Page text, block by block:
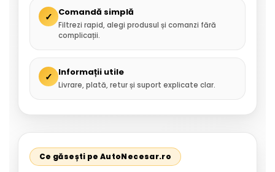
✓ Comandă simplă
Filtrezi rapid, alegi produsul și comanzi fără
complicații.
✓ Informații utile
Livrare, plată, retur și suport explicate clar.
Ce găsești pe AutoNecesar.ro